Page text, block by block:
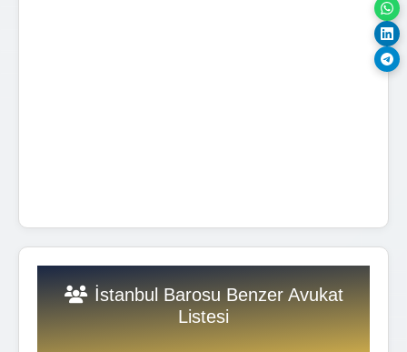
İstanbul Barosu Benzer Avukat
Listesi